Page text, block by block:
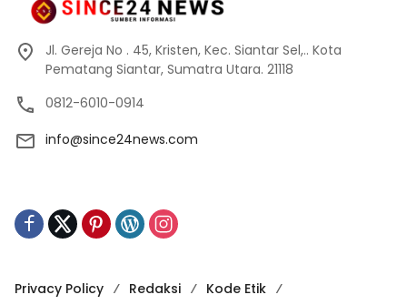
Jl. Gereja No . 45, Kristen, Kec. Siantar Sel,.. Kota
Pematang Siantar, Sumatra Utara. 21118
0812-6010-0914
info@since24news.com
Privacy Policy Redaksi
Kode Etik